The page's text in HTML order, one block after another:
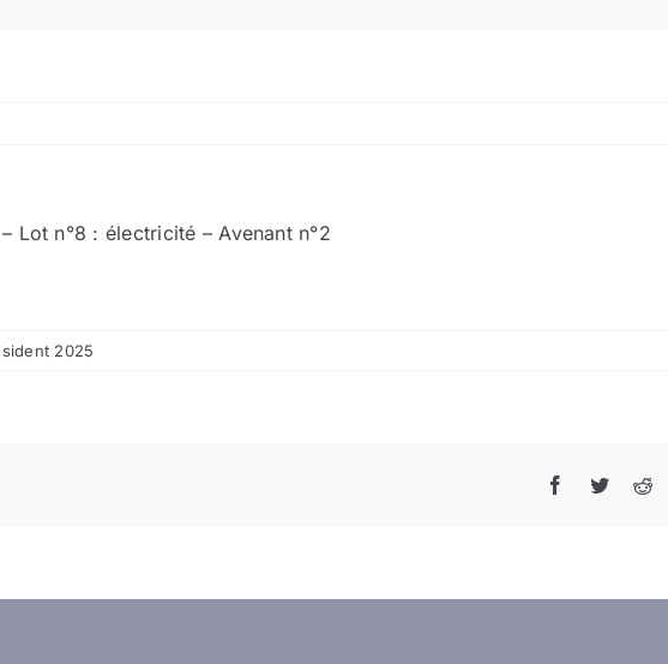
Lot n°8 : électricité – Avenant n°2
2025
Facebook
Twitter